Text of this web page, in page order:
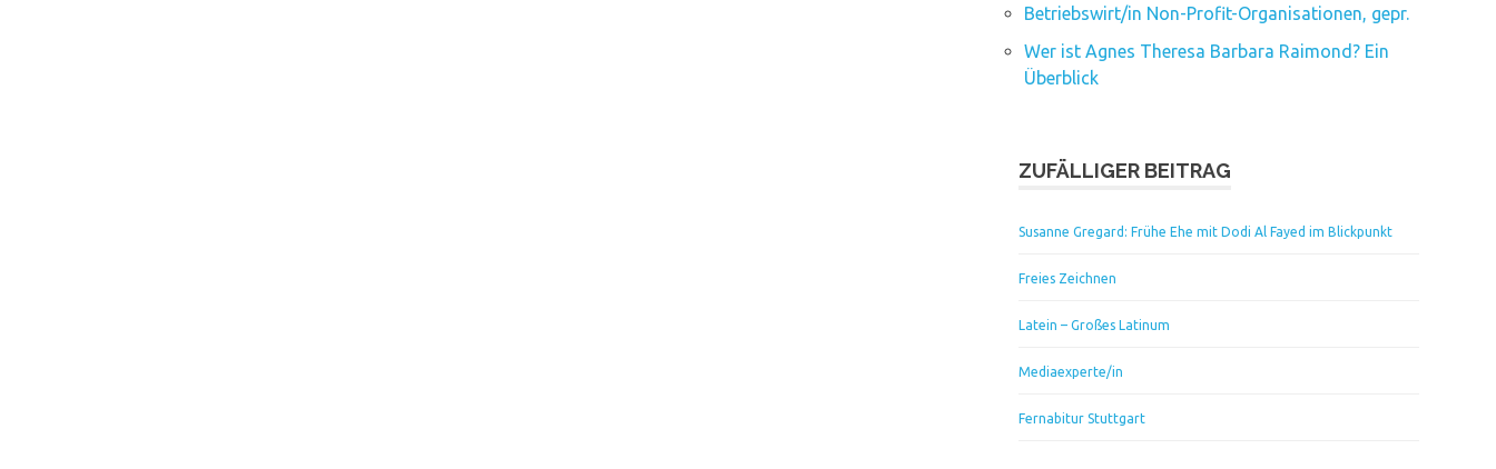
Betriebswirt/in Non-Profit-Organisationen, gepr.
Wer ist Agnes Theresa Barbara Raimond? Ein
Überblick
ZUFÄLLIGER BEITRAG
Susanne Gregard: Frühe Ehe mit Dodi Al Fayed im Blickpunkt
Freies Zeichnen
Latein – Großes Latinum
Mediaexperte/in
Fernabitur Stuttgart